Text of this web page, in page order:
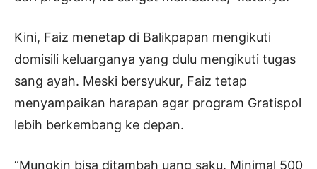
Kini, Faiz menetap di Balikpapan mengikuti
domisili keluarganya yang dulu mengikuti tugas
sang ayah. Meski bersyukur, Faiz tetap
menyampaikan harapan agar program Gratispol
lebih berkembang ke depan.
“Mungkin bisa ditambah uang saku. Minimal 500